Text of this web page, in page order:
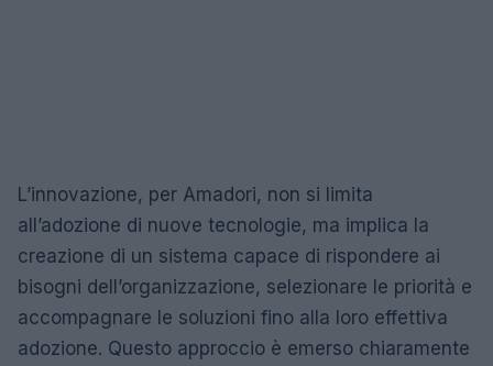
L’innovazione, per Amadori, non si limita
all’adozione di nuove tecnologie, ma implica la
creazione di un sistema capace di rispondere ai
bisogni dell’organizzazione, selezionare le priorità e
accompagnare le soluzioni fino alla loro effettiva
adozione. Questo approccio è emerso chiaramente